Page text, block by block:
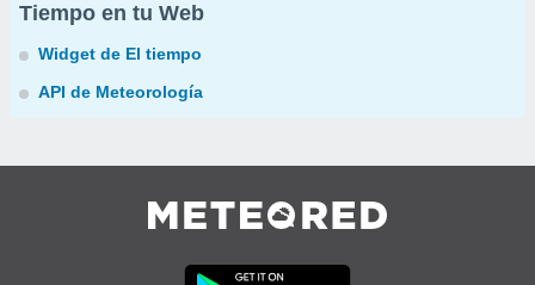
Tiempo en tu Web
Widget de El tiempo
API de Meteorología